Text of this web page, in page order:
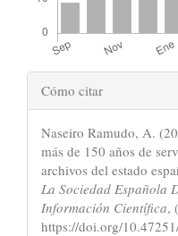
Detalles
del
artículo
Cómo citar
Naseiro Ramudo, A.
más de 150 años de
archivos del estado
La Sociedad Española
Información Científica,
https://doi.org/